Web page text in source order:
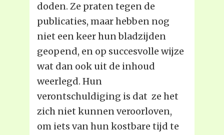
doden. Ze praten tegen de
publicaties, maar hebben nog
niet een keer hun bladzijden
geopend, en op succesvolle wijze
wat dan ook uit de inhoud
weerlegd. Hun
verontschuldiging is dat ze het
zich niet kunnen veroorloven,
om iets van hun kostbare tijd te